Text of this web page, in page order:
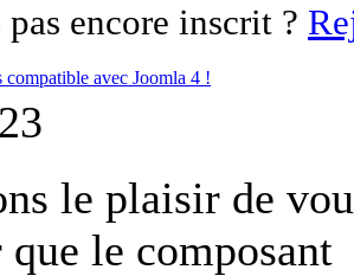
pas encore inscrit ?
avec Joomla 4 !
le plaisir de
que le composant